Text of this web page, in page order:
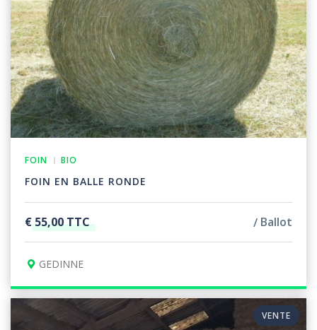
FOIN BIO
FOIN EN BALLE RONDE
€ 55,00 TTC Ballot
GEDINNE
VENTE